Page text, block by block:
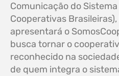
Comunicação do
Cooperativas
apresentará o
busca tornar o
reconhecido na
de quem integra o